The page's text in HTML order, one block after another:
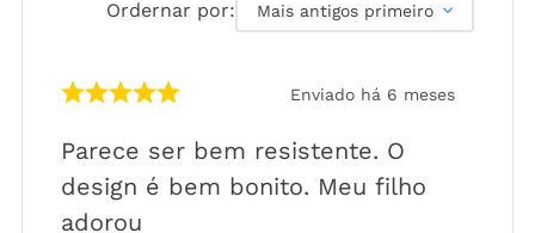
Ordernar por: Mais antigos primeiro
Enviado há 6 meses
Parece ser bem resistente. O
design é bem bonito. Meu filho
adorou